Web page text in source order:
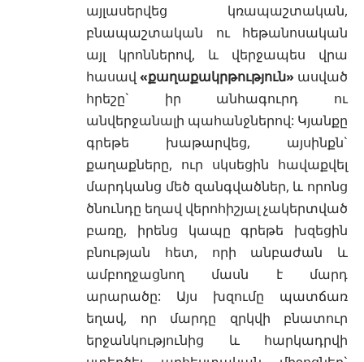
այլասերվեց կռապաշտական,
բնապաշտական ու հեթանոսական
այլ կրոններով, և վերջապես վրա
հասավ «քաղաքակրթություն» ասված
հրեշը` իր անհագուրդ ու
անվերջանալի պահանջներով: Կյանքը
գրեթե խաթարվեց, այսինքն`
քաղաքները, ուր սկսեցին հավաքվել
մարդկանց մեծ զանգվածներ, և որոնց
ծնունդը եղավ վերոհիշյալ չակերտված
բառը, իրենց կապը գրեթե խզեցին
բնության հետ, որի անբաժան և
ամբողջացնող մասն է մարդ
արարածը: Այս խզումը պատճառ
եղավ, որ մարդը զրկվի բնատուր
երջանկությունից և հարկադրվի